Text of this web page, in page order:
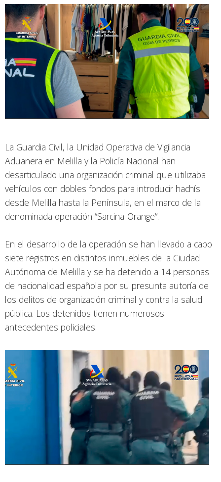
La Guardia Civil, la Unidad Operativa de Vigilancia
Aduanera en Melilla y la Policía Nacional han
desarticulado una organización criminal que utilizaba
vehículos con dobles fondos para introducir hachís
desde Melilla hasta la Península, en el marco de la
denominada operación “Sarcina-Orange”.
En el desarrollo de la operación se han llevado a cabo
siete registros en distintos inmuebles de la Ciudad
Autónoma de Melilla y se ha detenido a 14 personas
de nacionalidad española por su presunta autoría de
los delitos de organización criminal y contra la salud
pública. Los detenidos tienen numerosos
antecedentes policiales.